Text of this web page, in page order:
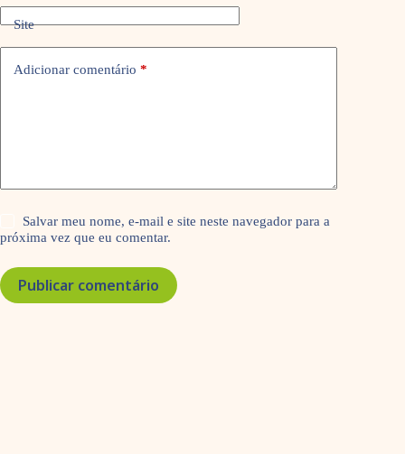
Site
Adicionar comentário *
Salvar meu nome, e-mail e site neste navegador para a
próxima vez que eu comentar.
Publicar comentário